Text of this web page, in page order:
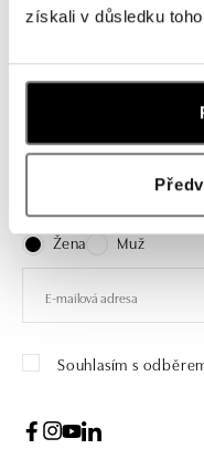
získali v důsledku
od 28 943 Kč
Přihlášení k
Objevte nejnovější
Žena
Muž
Souhlasím s